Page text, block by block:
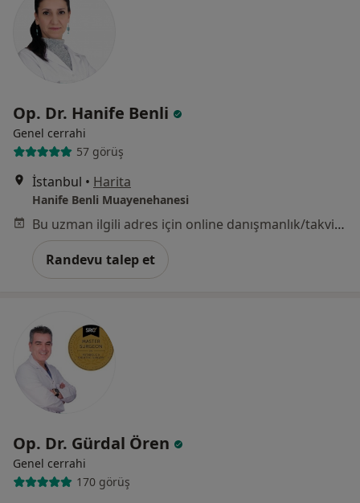
Op. Dr. Hanife Benli
Genel cerrahi
57 görüş
İstanbul • Harita
Hanife Benli Muayenehanesi
Bu uzman ilgili adres için online danışmanlık/takvim sunmuyor.
Randevu talep et
Op. Dr. Gürdal Ören
Genel cerrahi
170 görüş